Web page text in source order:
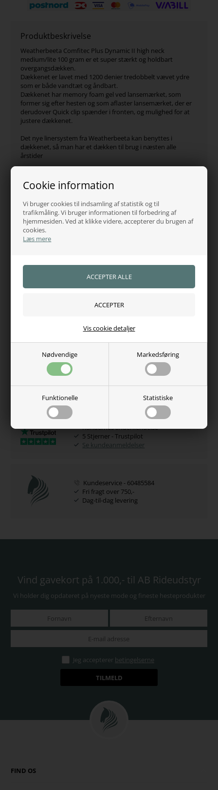
Cookie information
Vi bruger cookies til indsamling af statistik og til
trafikmåling. Vi bruger informationen til forbedring af
hjemmesiden. Ved at klikke videre, accepterer du brugen af
cookies.
Læs mere
Nødvendige Markedsføring
Funktionelle Statistiske
Vis cookie detaljer
Produktbeskrivelse
Weatherbeeta Comfitec Plus Dynamic II high neck
medium/lite 100 gram er et super stærkt og holdbart
overgangsdækken.
Dækkenet er lavet med 1200 denier tredobbelt vævet ydre
som er både vandtæt og åndbart.
Dækkenet har memory foam gel ved lansemærket, som
former sig efter hesten og som aflaster lansemærket, der er
derudover Quick clip spænder i fronten, og mulighed for at
justere dækkenet.
Det nye linersystem fra Weatherbeeta kan benyttes i
dækkenet, så man har et dækken til brug i næsten alle
årstider
for god beskyttelse, desuden er der refleksstriber på hver
side af dækkenet og på haleklappen, for at kunne se hesten i
mørke.
Derudover har dækkenet skulderslidser, krydsgjorde og
elastiske benstropper for maksimal komfort.
Hydrostatisk tryk testet til 2000 mm plus.
Fugtighedstest testet til 3000g/m2 plus.
og åndbarhed på dækkenet.
Fås i farve: Hunter/navy
Hvorfor handle hos os?
Kundernes anderkendelse
5 Stjerner - Trustpilot
Se kundeanmeldelser
Kundeservice - 60485584
Fri fragt over 750,-
Dag-til-dag levering
Vind gavekort på 1.000,- til AB Rideudstyr
Vi holder dig opdateret på nyeste mode og fineste hesteprodukter
Jeg accepterer betingelserne
FIND OS